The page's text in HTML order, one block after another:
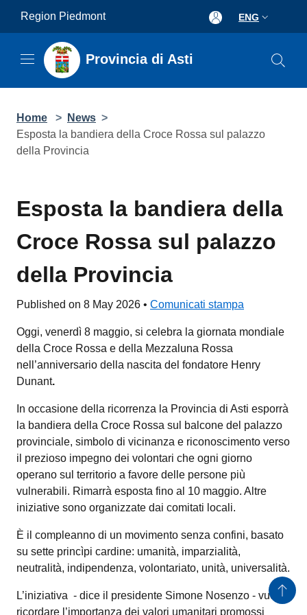
Salta al contenuto principale
Region Piedmont ENG
Provincia di Asti
Home > News
>
Esposta la bandiera della Croce Rossa sul palazzo della
Provincia
Esposta la bandiera della
Croce Rossa sul palazzo della
Provincia
Published on 8 May 2026 •Comunicati stampa
Oggi, venerdì 8 maggio, si celebra lagiornata mondiale
della Croce Rossae della Mezzaluna Rossa
nell’anniversario della nascita del fondatore Henry
Dunant.
In occasione della ricorrenza la Provincia di Asti esporrà la
bandiera della Croce Rossa sul balcone del palazzo
provinciale, simbolo di vicinanza e riconoscimento verso il
prezioso impegno dei volontari che ogni giorno operano sul
territorio a favore delle persone più vulnerabili. Rimarrà
esposta fino al 10 maggio. Altre iniziative sono organizzate
dai comitati locali.
È il compleanno di un movimento senza confini, basato su
sette princìpi cardine: umanità, imparzialità, neutralità,
indipendenza, volontariato, unità, universalità.
L’iniziativa - dice il presidente Simone Nosenzo - vuole